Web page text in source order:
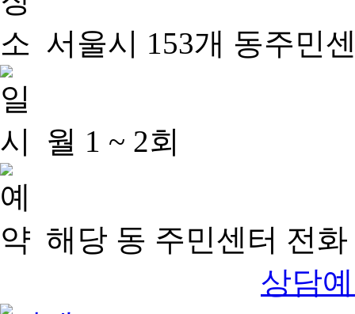
서울시 153개 동주민
월 1 ~ 2회
해당 동 주민센터 전
상담